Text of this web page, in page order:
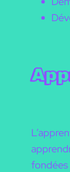
fondées